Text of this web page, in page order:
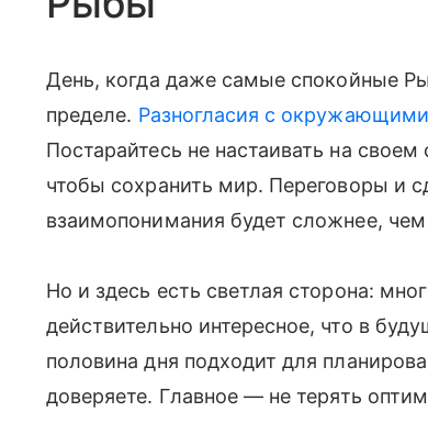
День, когда даже самые спокойные
пределе. Разногласия с окружающими
Постарайтесь не настаивать на
чтобы сохранить мир. Переговоры и
взаимопонимания будет сложнее,
Но и здесь есть светлая сторона:
действительно интересное, что в
половина дня подходит для
доверяете. Главное — не терять